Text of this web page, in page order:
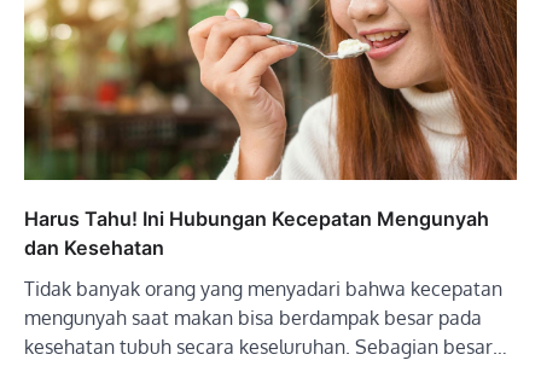
Harus Tahu! Ini Hubungan Kecepatan Mengunyah
dan Kesehatan
Tidak banyak orang yang menyadari bahwa kecepatan
mengunyah saat makan bisa berdampak besar pada
kesehatan tubuh secara keseluruhan. Sebagian besar…